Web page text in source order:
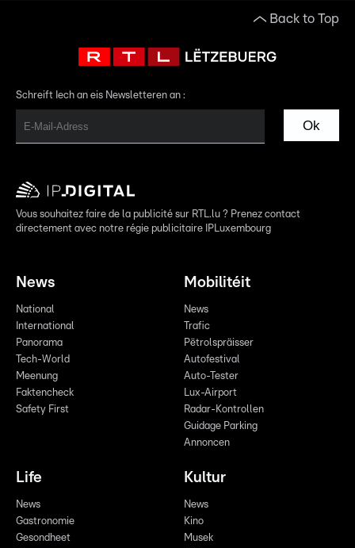
Back to Top
Schreift Iech an eis Newsletteren an :
Ok
Vous souhaitez faire de la publicité sur RTL.lu ? Prenez contact
directement avec notre régie publicitaire IPLuxembourg
News
National
International
Panorama
Tech-World
Meenung
Faktencheck
Safety First
Mobilitéit
News
Trafic
Pëtrolspräisser
Autofestival
Auto-Tester
Lux-Airport
Radar-Kontrollen
Guidage Parking
Annoncen
Life
News
Gastronomie
Gesondheet
Kultur
News
Kino
Musek